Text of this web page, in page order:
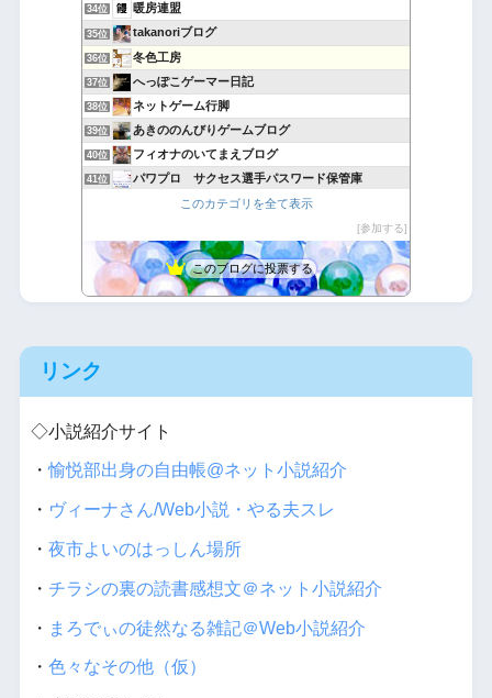
34位 暖房連盟
35位 takanoriブログ
36位 冬色工房
37位 へっぽこゲーマー日記
38位 ネットゲーム行脚
39位 あきののんびりゲームブログ
40位 フィオナのいてまえブログ
41位 パワプロ サクセス選手パスワード保管庫
放置少女＠不撓不屈
このカテゴリを全て表示
参加する
このブログに投票する
リンク
◇小説紹介サイト
・愉悦部出身の自由帳@ネット小説紹介
・ ヴィーナさん/Web小説・やる夫スレ
・ 夜市よいのはっしん場所
・ チラシの裏の読書感想文＠ネット小説紹介
・ まろでぃの徒然なる雑記＠Web小説紹介
・ 色々なその他（仮）